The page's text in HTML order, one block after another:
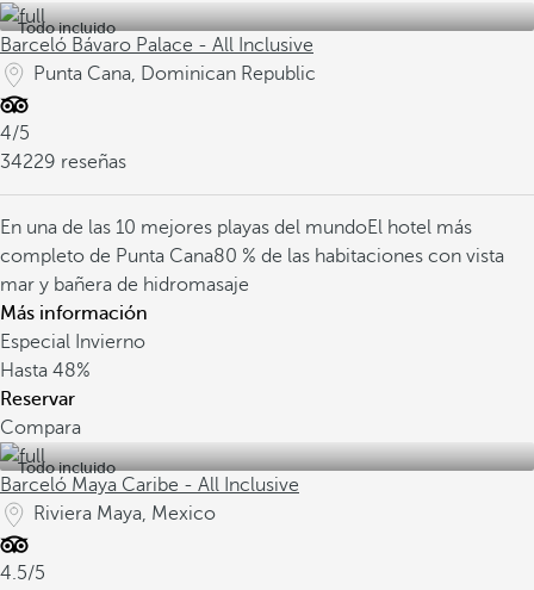
Todo incluido
Barceló Bávaro Palace - All Inclusive
Punta Cana, Dominican Republic
4/5
34229 reseñas
En una de las 10 mejores playas del mundoEl hotel más
completo de Punta Cana80 % de las habitaciones con vista
mar y bañera de hidromasaje
Más información
Especial Invierno
Hasta 48%
Reservar
Compara
Todo incluido
Barceló Maya Caribe - All Inclusive
Riviera Maya, Mexico
4.5/5